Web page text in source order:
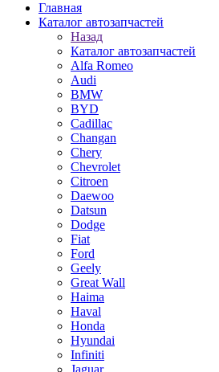
Главная
Каталог автозапчастей
Назад
Каталог автозапчастей
Alfa Romeo
Audi
BMW
BYD
Cadillac
Changan
Chery
Chevrolet
Citroen
Daewoo
Datsun
Dodge
Fiat
Ford
Geely
Great Wall
Haima
Haval
Honda
Hyundai
Infiniti
Jaguar